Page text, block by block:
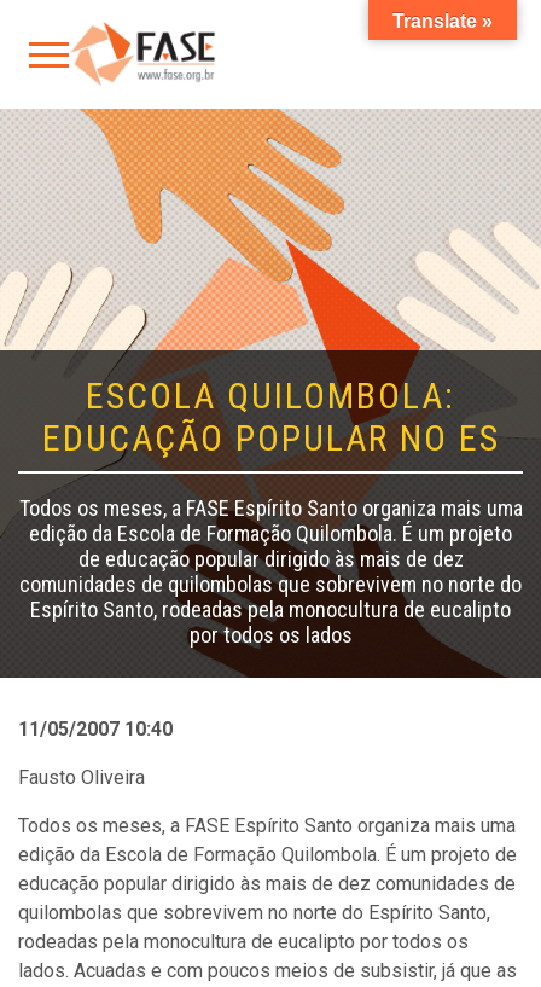
ESCOLA QUILOMBOLA:
EDUCAÇÃO POPULAR NO ES
Todos os meses, a FASE Espírito Santo organiza mais uma
edição da Escola de Formação Quilombola. É um projeto
de educação popular dirigido às mais de dez
comunidades de quilombolas que sobrevivem no norte do
Espírito Santo, rodeadas pela monocultura de eucalipto
por todos os lados
11/05/2007 10:40
Fausto Oliveira
Todos os meses, a FASE Espírito Santo organiza mais uma
edição da Escola de Formação Quilombola. É um projeto de
educação popular dirigido às mais de dez comunidades de
quilombolas que sobrevivem no norte do Espírito Santo,
rodeadas pela monocultura de eucalipto por todos os
lados. Acuadas e com poucos meios de subsistir, já que as
Translate »